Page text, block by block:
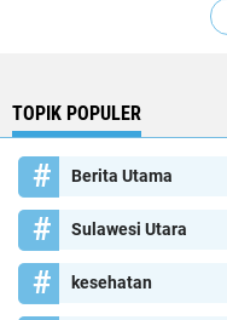
TOPIK POPULER
Berita Utama
Sulawesi Utara
kesehatan